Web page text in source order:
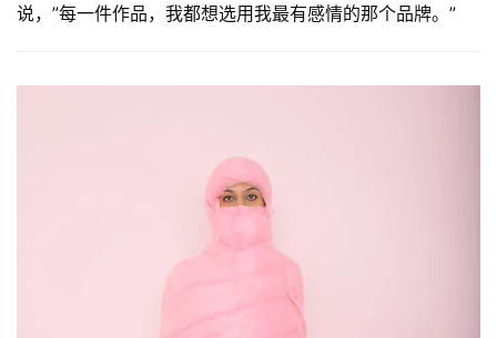
说，”每一件作品，我都想选用我最有感情的那个品牌。”